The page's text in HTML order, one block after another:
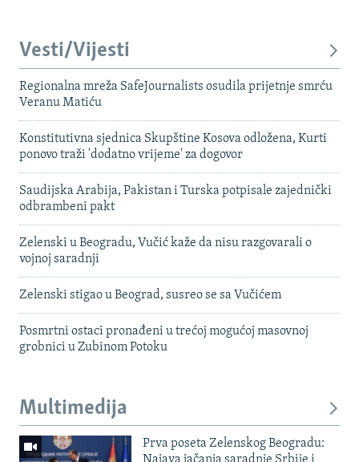
Vesti/Vijesti
Regionalna mreža SafeJournalists osudila prijetnje smrću
Veranu Matiću
Konstitutivna sjednica Skupštine Kosova odložena, Kurti
ponovo traži 'dodatno vrijeme' za dogovor
Saudijska Arabija, Pakistan i Turska potpisale zajednički
odbrambeni pakt
Zelenski u Beogradu, Vučić kaže da nisu razgovarali o
vojnoj saradnji
Zelenski stigao u Beograd, susreo se sa Vučićem
Posmrtni ostaci pronađeni u trećoj mogućoj masovnoj
grobnici u Zubinom Potoku
Multimedija
Prva poseta Zelenskog Beogradu: